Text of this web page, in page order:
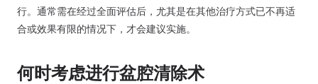
行。通常需在经过全面评估后，尤其是在其他治疗方式已不再适
合或效果有限的情况下，才会建议实施。
何时考虑进行盆腔清除术